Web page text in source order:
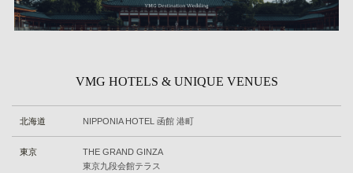
VMG HOTELS & UNIQUE VENUES
北海道 NIPPONIA HOTEL 函館 港町
東京
THE GRAND GINZA
東京九段会館テラス